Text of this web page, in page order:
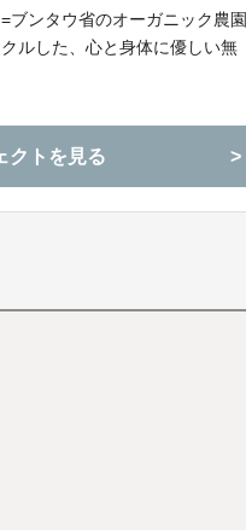
ブンタウ省のオーガニック農園
ルした、心と身体に優しい無
クトを見る